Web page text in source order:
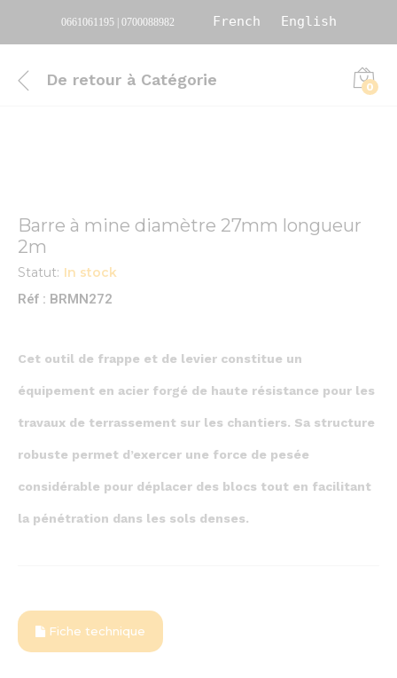
0661061195 | 0700088982 French English
De retour à Catégorie 0
Barre à mine diamètre 27mm longueur
2m
Statut: In stock
Réf : BRMN272
Cet outil de frappe et de levier constitue un
équipement en acier forgé de haute résistance pour les
travaux de terrassement sur les chantiers. Sa structure
robuste permet d’exercer une force de pesée
considérable pour déplacer des blocs tout en facilitant
la pénétration dans les sols denses.
Fiche technique